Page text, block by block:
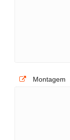
Montagem